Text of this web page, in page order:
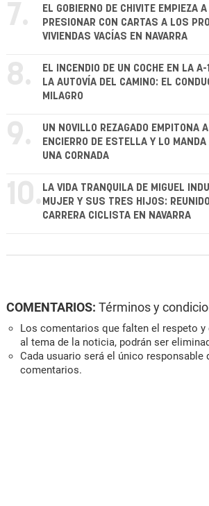
7.
EL GOBIERNO DE CHIVITE EMPIEZA
PRESIONAR CON CARTAS A LOS
VIVIENDAS VACÍAS EN NAVARRA
8.
EL INCENDIO DE UN COCHE EN LA
LA AUTOVÍA DEL CAMINO: EL
MILAGRO
9.
UN NOVILLO REZAGADO EMPITONA
ENCIERRO DE ESTELLA Y LO
UNA CORNADA
10. LA VIDA TRANQUILA DE MIGUEL
MUJER Y SUS TRES HIJOS:
CARRERA CICLISTA EN NAVARRA
COMENTARIOS: Términos y
Los comentarios que falten el respeto y
al tema de la noticia, podrán ser
Cada usuario será el único responsable
comentarios.